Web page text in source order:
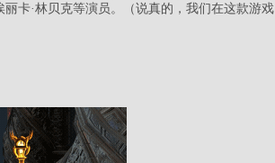
卡·林贝克等演员。（说真的，我们在这款游戏